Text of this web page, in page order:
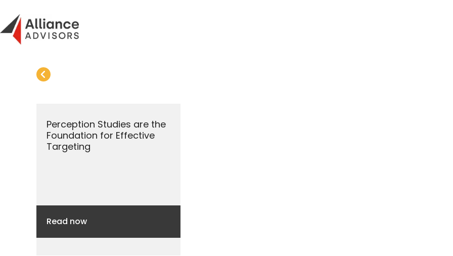
content
Perception Studies are the
Foundation for Effective
Targeting
Read now